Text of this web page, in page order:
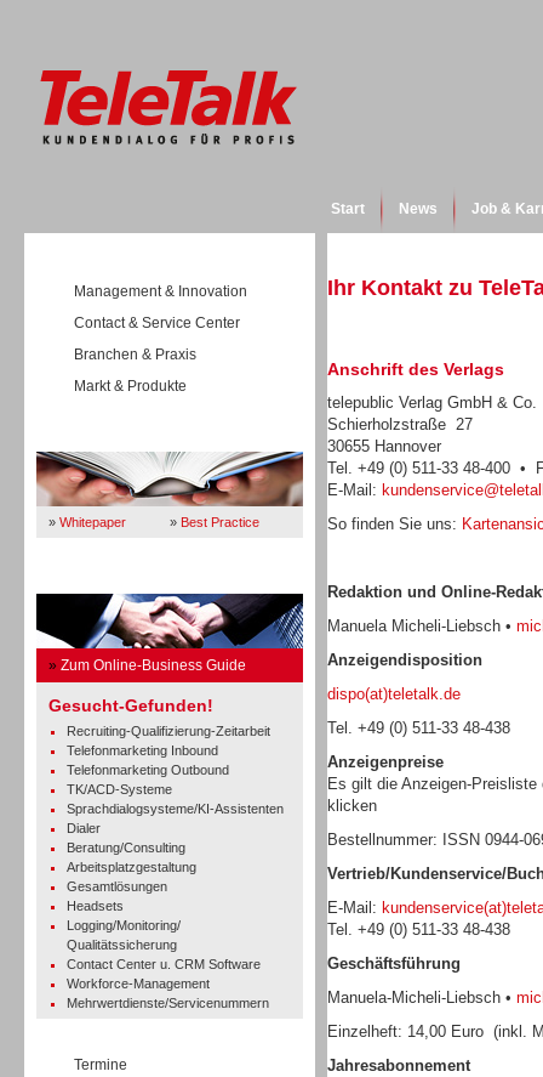
Start News Job &
Management & Innovation
Contact & Service Center
Branchen & Praxis
Markt & Produkte
» Whitepaper » Best Practice
» Zum Online-Business Guide
Gesucht-Gefunden!
Recruiting-Qualifizierung-Zeitarbeit
Telefonmarketing Inbound
Telefonmarketing Outbound
TK/ACD-Systeme
Sprachdialogsysteme/KI-Assistenten
Dialer
Beratung/Consulting
Arbeitsplatzgestaltung
Gesamtlösungen
Headsets
Logging/Monitoring/
Qualitätssicherung
Contact Center u. CRM Software
Workforce-Management
Mehrwertdienste/Servicenummern
Termine
Ihr Kontakt zu
Anschrift des Verlags
telepublic Verlag GmbH & Co.
Schierholzstraße 27
30655 Hannover
Tel. +49 (0) 511-33 48-400 •
E-Mail:
So finden Sie uns:
Redaktion und Online-
Manuela Micheli-Liebsch •
Anzeigendisposition
dispo(at)teletalk.de
Tel. +49 (0) 511-33 48-438
Anzeigenpreise
Es gilt die Anzeigen-
klicken
Bestellnummer: ISSN 0944-
Vertrieb/Kundenservice/
E-Mail:
Tel. +49 (0) 511-33 48-438
Geschäftsführung
Manuela-Micheli-Liebsch •
Einzelheft: 14,00 Euro (inkl.
Jahresabonnement